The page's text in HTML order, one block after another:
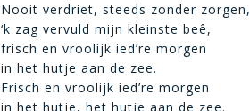
Nooit verdriet, steeds zonder zorgen,
‘k zag vervuld mijn kleinste beê,
frisch en vroolijk ied’re morgen
in het hutje aan de zee.
Frisch en vroolijk ied’re morgen
in het hutje, het hutje aan de zee.